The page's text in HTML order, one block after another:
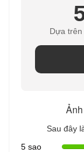
Dựa
Sau đây
5 sao